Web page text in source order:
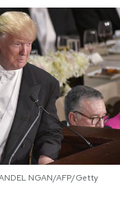
calcio 2026
NGAN/AFP/Getty